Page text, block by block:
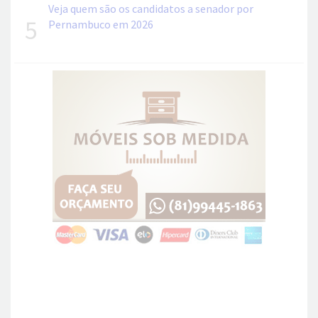
5
Veja quem são os candidatos a senador por
Pernambuco em 2026